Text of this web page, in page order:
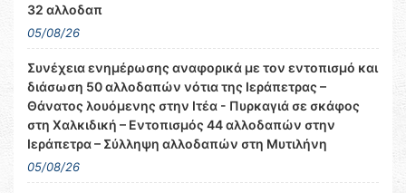
32 αλλοδαπ
05/08/26
Συνέχεια ενημέρωσης αναφορικά με τον εντοπισμό και
διάσωση 50 αλλοδαπών νότια της Ιεράπετρας –
Θάνατος λουόμενης στην Ιτέα - Πυρκαγιά σε σκάφος
στη Χαλκιδική – Εντοπισμός 44 αλλοδαπών στην
Ιεράπετρα – Σύλληψη αλλοδαπών στη Μυτιλήνη
05/08/26